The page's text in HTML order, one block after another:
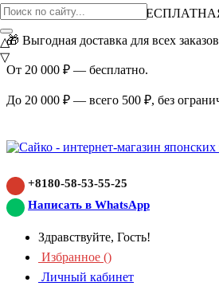
ВНИМАНИЕ АКЦИЯ!
🎁 Выгодная доставка для всех
От 20 000 ₽ — бесплатно.
До 20 000 ₽ — всего 500 ₽, без
+8180-58-53-55-25
Написать в WhatsApp
Здравствуйте, Гость!
Избранное ()
Личный кабинет
△
▽